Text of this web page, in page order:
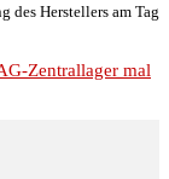
des Herstellers am Tag
Zentrallager mal